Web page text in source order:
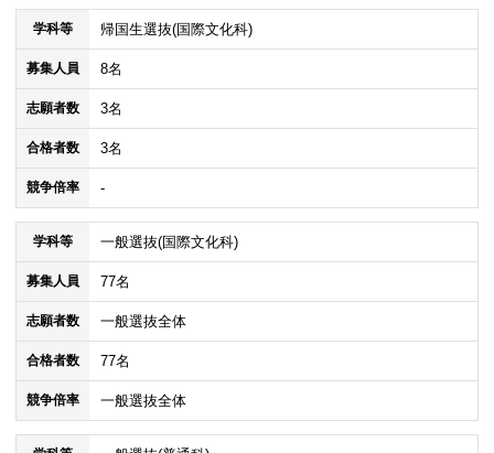
学科等 帰国生選抜(国際文化科)
募集人員 8名
志願者数 3名
合格者数 3名
競争倍率 -
学科等 一般選抜(国際文化科)
募集人員 77名
志願者数 一般選抜全体
合格者数 77名
競争倍率 一般選抜全体